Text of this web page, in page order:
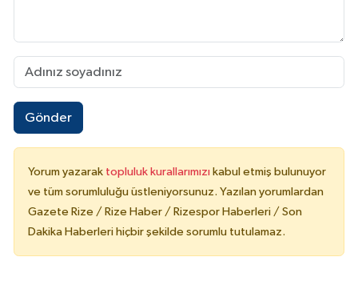
Gönder
Yorum yazarak topluluk kurallarımızı kabul etmiş bulunuyor
ve tüm sorumluluğu üstleniyorsunuz. Yazılan yorumlardan
Gazete Rize / Rize Haber / Rizespor Haberleri / Son
Dakika Haberleri hiçbir şekilde sorumlu tutulamaz.